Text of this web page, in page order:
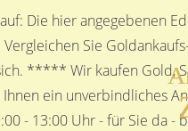
Die hier angegebenen
Sie
***** Wir kaufen Gold,
ein unverbindliches
- 13:00 Uhr - für Sie